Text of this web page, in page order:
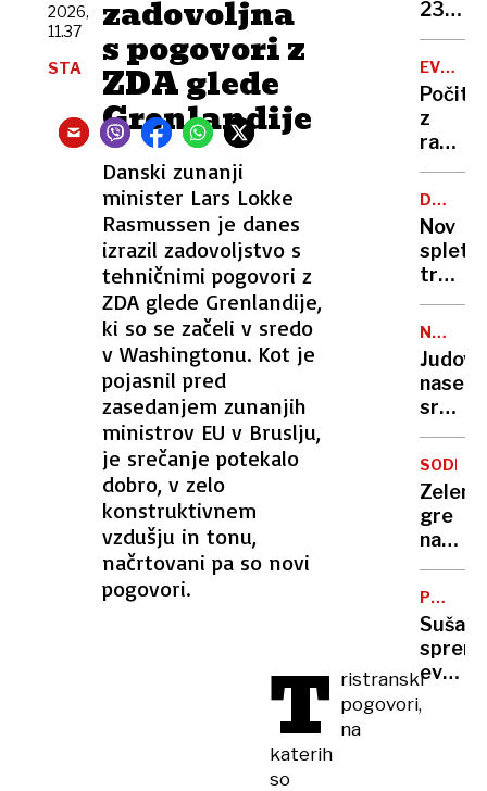
zadovoljna
s pogovori z
ZDA glede
Grenlandije
Danski zunanji
minister Lars Lokke
Rasmussen je danes
izrazil zadovoljstvo s
tehničnimi pogovori z
ZDA glede Grenlandije,
ki so se začeli v sredo
v Washingtonu. Kot je
pojasnil pred
zasedanjem zunanjih
ministrov EU v Bruslju,
je srečanje potekalo
dobro, v zelo
konstruktivnem
vzdušju in tonu,
načrtovani pa so novi
pogovori.
2026,
11.37
STA
T ristranski
pogovori,
na
katerih
so
zapor
bo
treba
236
v
štirih
EVROPA
GORI
z
na
požar:
poletni
požari
vse
hujši?
Nov
spletni
trend
skrbi
slog
sredi
noči
požgali
vas
na
bregu,
več
gre
na
obisk
k
Vučiću:
"To
je za
Ruse
udarec
Suša
kako